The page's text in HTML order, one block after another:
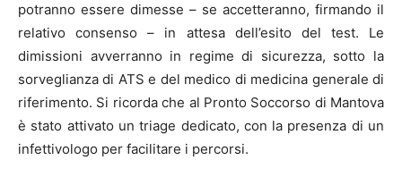
potranno essere dimesse – se accetteranno, firmando il
relativo consenso – in attesa dell’esito del test. Le
dimissioni avverranno in regime di sicurezza, sotto la
sorveglianza di ATS e del medico di medicina generale di
riferimento. Si ricorda che al Pronto Soccorso di Mantova
è stato attivato un triage dedicato, con la presenza di un
infettivologo per facilitare i percorsi.